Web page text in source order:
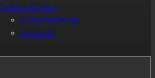
Celina Klinker
Unternehmen
Umwelt